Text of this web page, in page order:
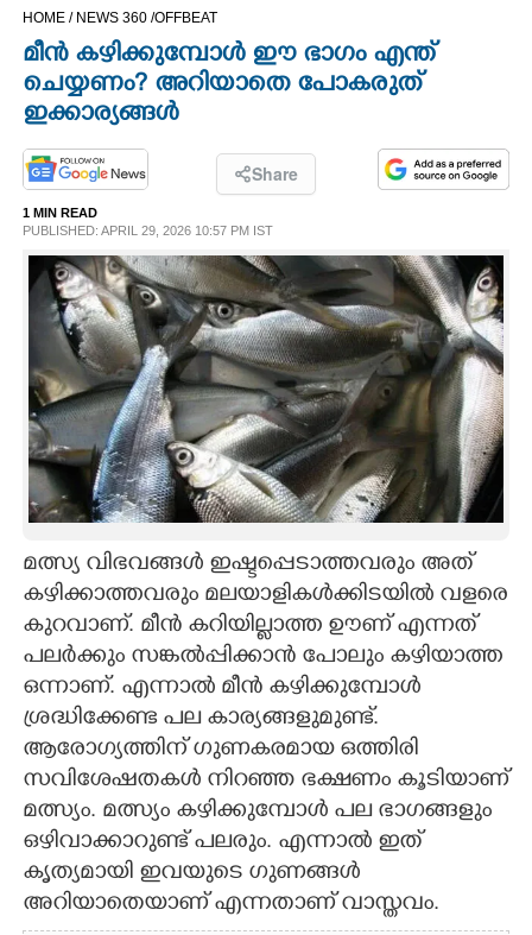
OPINION
PHOTOS
LIFESTYLE
SPIRITUAL
INFO+
ART
ASTRO
CARTOONS
LITERATURE
ZOOM
CONTACT US
HOME / NEWS 360 /OFFBEAT
മീന്‍ കഴിക്കുമ്പോള്‍ ഈ ഭാഗം എന്ത്
ചെയ്യണം? അറിയാതെ പോകരുത്
ഇക്കാര്യങ്ങള്‍
Share
1 MIN READ
PUBLISHED: APRIL 29, 2026 10:57 PM IST
മത്സ്യ വിഭവങ്ങള്‍ ഇഷ്ടപ്പെടാത്തവരും അത്
കഴിക്കാത്തവരും മലയാളികള്‍ക്കിടയില്‍ വളരെ
കുറവാണ്. മീന്‍ കറിയില്ലാത്ത ഊണ് എന്നത്
പലര്‍ക്കും സങ്കല്‍പ്പിക്കാന്‍ പോലും കഴിയാത്ത
ഒന്നാണ്. എന്നാല്‍ മീന്‍ കഴിക്കുമ്പോള്‍
ശ്രദ്ധിക്കേണ്ട പല കാര്യങ്ങളുമുണ്ട്.
ആരോഗ്യത്തിന് ഗുണകരമായ ഒത്തിരി
സവിശേഷതകള്‍ നിറഞ്ഞ ഭക്ഷണം കൂടിയാണ്
മത്സ്യം. മത്സ്യം കഴിക്കുമ്പോള്‍ പല ഭാഗങ്ങളും
ഒഴിവാക്കാറുണ്ട് പലരും. എന്നാല്‍ ഇത്
കൃത്യമായി ഇവയുടെ ഗുണങ്ങള്‍
അറിയാതെയാണ് എന്നതാണ് വാസ്തവം.